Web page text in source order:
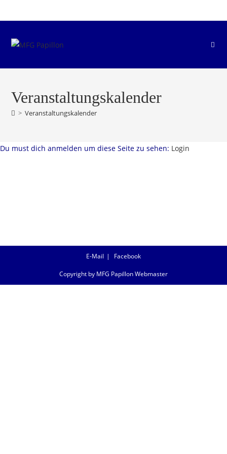
Inhalt
Veranstaltungskalender
> Veranstaltungskalender
Du must dich anmelden um diese Seite zu sehen: Login
E-Mail Facebook
Copyright by MFG Papillon Webmaster